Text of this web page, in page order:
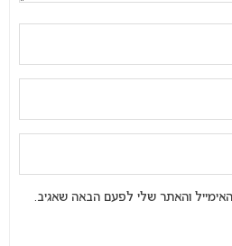
והאתר שלי לפעם הבאה שאגיב.